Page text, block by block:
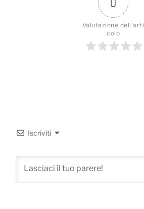
Valutazione dell'arti
colo
Iscriviti